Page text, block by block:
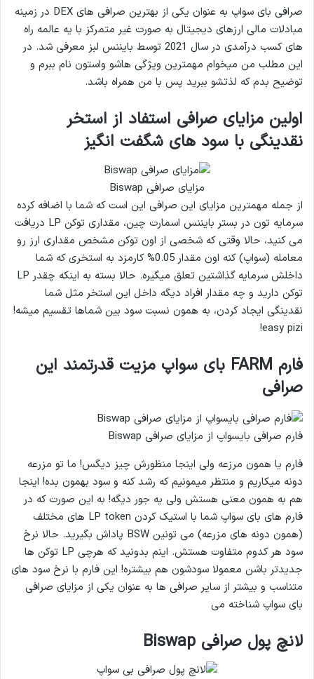
صرافی بای سواپ به عنوان یکی از بهترین صرافی های DEX در زمینه
مبادلات مالی ارزهای دیجیتال به صورت غیر متمرکز با یه عالمه راه
های کسب درآمدی در سال 2021 توسط بایننس لبز معرفی شد. در
این مطلب من میخوام مهمترین ویژگی هاشو واستون نام ببرم و
توضیح بدم که لذتشو ببرید پس با من همراه باشد.
اولین مزایای صرافی استفاد از استخر
نقدینگی با سود های شگفت انگیز
مزایای صرافی Biswap
از جمله مهمترین مزایای این صرافی این است که شما با اضافه کرده
سرمایه تون در بستر بایننس اسمارت چین، مقداری توکن LP دریافت
می کنید، حالا وقتی که شخصی از اون توکن مشخص مقداری ارز رو
معامله (سواپ) کنه اون مقدار 0.05% کارمزد به استخری که شما
داخلش سرمایه گذاشتین تعلق میگیره. حالا بسته به اینکه چقدر LP
توکن دارید و چه مقدار افراد دیگه داخل این استخر مثل شما
نقدینگی ایجاد کردن، به همون نسبت سود بین شماها تقسیم میشه!
easy pizi!
فارم FARM بای سواپ مزیت قدرتمند این
صرافی
فارم صرافی بایسواپ از مزایای صرافی Biswap
فارم یا همون مرزعه ولی اینجا منظورش چیز دیگس! ما تو مزرعه
دونه میکاریم و منتظر میمونیم که رشد کنه و سود بهمون بده! اینجا
هم به همون معنی هستش ولی یه جور دیگه! به این صورت که در
فارم های بای سواپ شما با استیک کردن LP token های مختلف
(همون دونه های مزرعه) می تونین BSW پاداش بگیرید. حالا نرخ
سود هر کدوم متفاوت هستش. اینم بدونید که هرچی LP توکن ها
جدیدتر باشن معمولا سودشون هم بیشتره! این فارم با نرخ سود های
متناسب و بیشتر از سایر صرافی ها به عنوان یکی از مزایای صرافی
بای سواپ شناخته می
لانچ پول صرافی Biswap